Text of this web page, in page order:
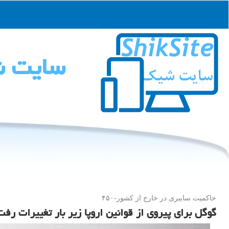
حاكمیت سایبری در خارج از كشور-۴۵۰
گوگل برای پیروی از قوانین اروپا زیر بار تغییرات